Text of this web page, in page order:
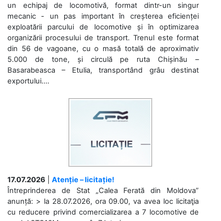
un echipaj de locomotivă, format dintr-un singur
mecanic - un pas important în creșterea eficienței
exploatării parcului de locomotive și în optimizarea
organizării procesului de transport. Trenul este format
din 56 de vagoane, cu o masă totală de aproximativ
5.000 de tone, și circulă pe ruta Chișinău –
Basarabeasca – Etulia, transportând grâu destinat
exportului....
17.07.2026
Atenție – licitație!
Întreprinderea de Stat „Calea Ferată din Moldova”
anunță: > la 28.07.2026, ora 09.00, va avea loc licitaţia
cu reducere privind comercializarea a 7 locomotive de